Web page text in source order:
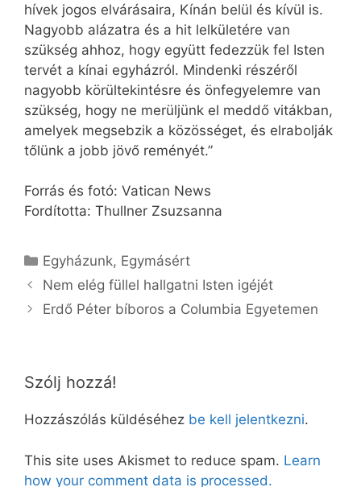
hívek jogos elvárásaira, Kínán belül és kívül is.
Nagyobb alázatra és a hit lelkületére van
szükség ahhoz, hogy együtt fedezzük fel Isten
tervét a kínai egyházról. Mindenki részéről
nagyobb körültekintésre és önfegyelemre van
szükség, hogy ne merüljünk el meddő vitákban,
amelyek megsebzik a közösséget, és elrabolják
tőlünk a jobb jövő reményét.”
Forrás és fotó: Vatican News
Fordította: Thullner Zsuzsanna
Kategória
Egyházunk, Egymásért
Nem elég füllel hallgatni Isten igéjét
Erdő Péter bíboros a Columbia Egyetemen
Szólj hozzá!
Hozzászólás küldéséhez be kell jelentkezni.
This site uses Akismet to reduce spam. Learn
how your comment data is processed.